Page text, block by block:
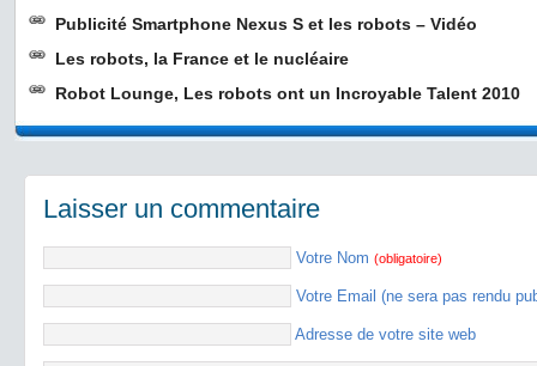
Publicité Smartphone Nexus S et les robots – Vidéo
Les robots, la France et le nucléaire
Robot Lounge, Les robots ont un Incroyable Talent 2010
Laisser un commentaire
Votre Nom (obligatoire)
Votre Email (ne sera pas rendu
Adresse de votre site web